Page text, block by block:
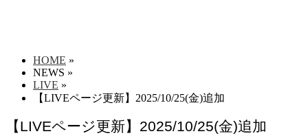
HOME »
NEWS »
LIVE »
【LIVEページ更新】2025/10/25(金)追加
【LIVEページ更新】2025/10/25(金)追加